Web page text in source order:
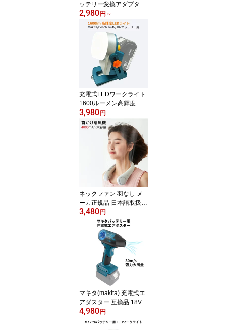
ッテリー変換アダプター
1つのバッテリーを異な
る機種で使えるバッテリ
ー変換コネクター Makita
| Bosch | Ryobi | Black&
Decker | HiKOKI対応
2,980 円 ～
充電式LEDワークライト
1600ルーメン高輝度 明
るさ3段調節 壁につける
マグネット搭載 マキタ/
ボッシュ14.4v/18vバッ
テリー用 非常用ライト
防災ライト LEDランタン
防災グッズ 長時間連続点
灯 地震や災害の備え レ
ジャー/キャンプ/登山な
どのアウトドアにも役に
立つ
3,980 円
ネックファン 羽なし メ
ーカ正規品 日本語取扱説
明書付き 4000mAh 大容
量電池内蔵 最大16時間
動作 静音 首かけ ネック
ファン ネッククーラー
ネック冷却ファン 熱中症
対策 マスク着用の職場環
境を快適に ハンズフリー
両手解放 USB充電 ポー
タブル 軽量小型
3,480 円
マキタ(makita) 充電式エ
アダスター 互換品 18Vリ
チウムイオン電池対応 1
30000rpm 大風量ハイパ
4,980 円